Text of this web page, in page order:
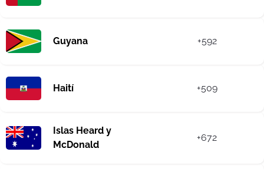
Guyana +592
Haití +509
Islas Heard y
McDonald
+672